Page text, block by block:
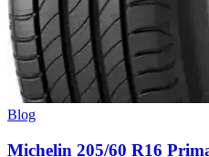
Blog
Michelin 205/60 R16